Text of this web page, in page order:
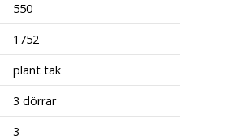
550
1752
plant tak
3 dörrar
3